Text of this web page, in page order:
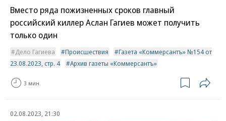
Вместо ряда пожизненных сроков главный
российский киллер Аслан Гагиев может получить
только один
Дело Гагиева Происшествия
Газета «Коммерсантъ» №154 от
23.08.2023, стр. 4
Архив газеты «Коммерсантъ»
3 мин.
02.08.2023, 21:30